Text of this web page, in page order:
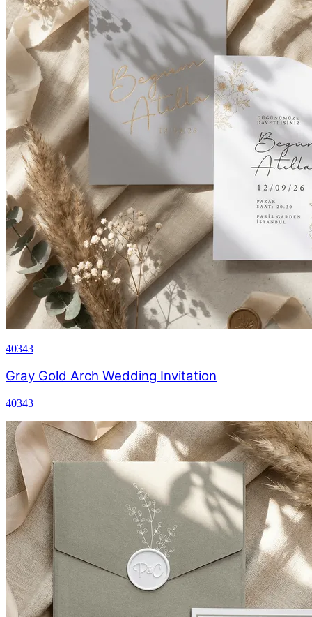
40343
Gray Gold Arch Wedding Invitation
40343